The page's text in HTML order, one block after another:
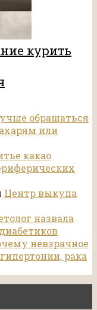
курить
обращаться
или
какао
Центр выкупа
назвала
невзрачное
рака